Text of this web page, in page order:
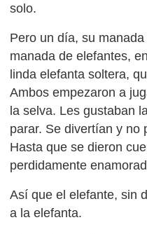
solo.
Pero un día, su
manada de elefantes,
linda elefanta soltera,
Ambos empezaron a
la selva. Les gustaban
parar. Se divertían y no
Hasta que se dieron
perdidamente
Así que el elefante, sin
a la elefanta.